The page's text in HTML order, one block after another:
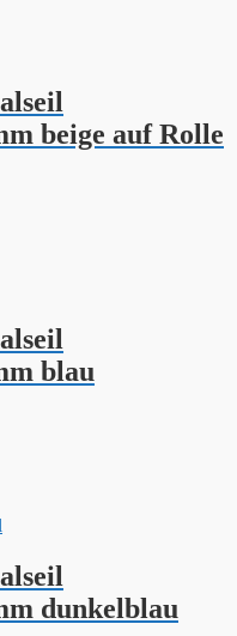
beige auf Rolle
blau
dunkelblau